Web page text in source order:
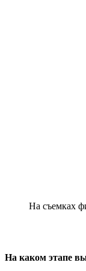
На съемках
На каком этапе